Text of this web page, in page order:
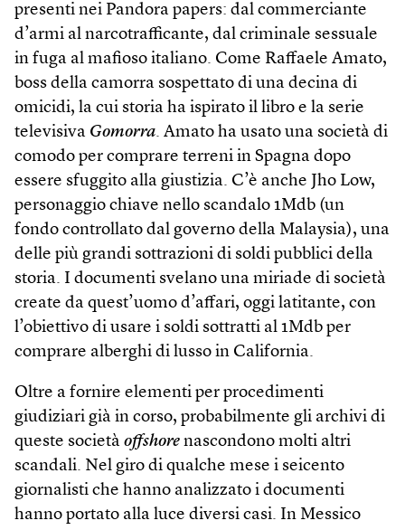
presenti nei Pandora papers: dal commerciante
d’armi al narcotrafficante, dal criminale sessuale
in fuga al mafioso italiano. Come Raffaele Amato,
boss della camorra sospettato di una decina di
omicidi, la cui storia ha ispirato il libro e la serie
televisiva Gomorra. Amato ha usato una società di
comodo per comprare terreni in Spagna dopo
essere sfuggito alla giustizia. C’è anche Jho Low,
personaggio chiave nello scandalo 1Mdb (un
fondo controllato dal governo della Malaysia), una
delle più grandi sottrazioni di soldi pubblici della
storia. I documenti svelano una miriade di società
create da quest’uomo d’affari, oggi latitante, con
l’obiettivo di usare i soldi sottratti al 1Mdb per
comprare alberghi di lusso in California.
Oltre a fornire elementi per procedimenti
giudiziari già in corso, probabilmente gli archivi di
queste società off­shore nascondono molti altri
scandali. Nel giro di qualche mese i seicento
giornalisti che hanno analizzato i documenti
hanno portato alla luce diversi casi. In Messico